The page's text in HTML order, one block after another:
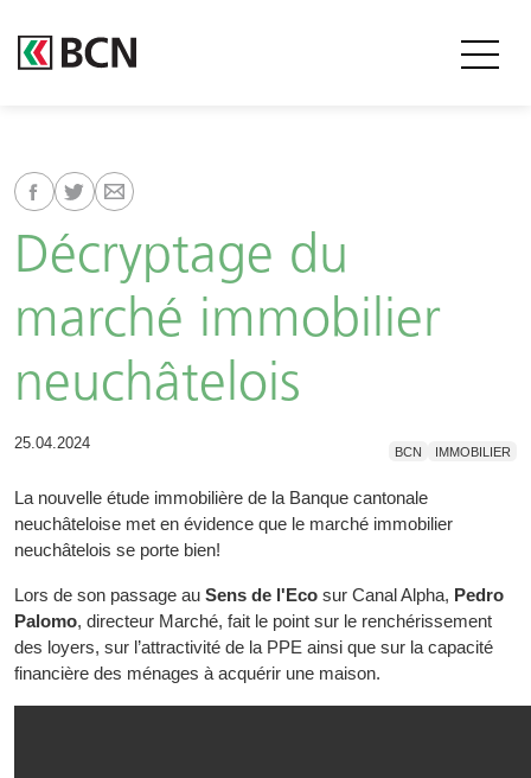
Décryptage du
marché immobilier
neuchâtelois
BCN IMMOBILIER
25.04.2024
La nouvelle étude immobilière de la Banque cantonale
neuchâteloise met en évidence que le marché immobilier
neuchâtelois se porte bien!
Lors de son passage au Sens de l'Eco sur Canal Alpha, Pedro
Palomo, directeur Marché, fait le point sur le renchérissement
des loyers, sur l’attractivité de la PPE ainsi que sur la capacité
financière des ménages à acquérir une maison.